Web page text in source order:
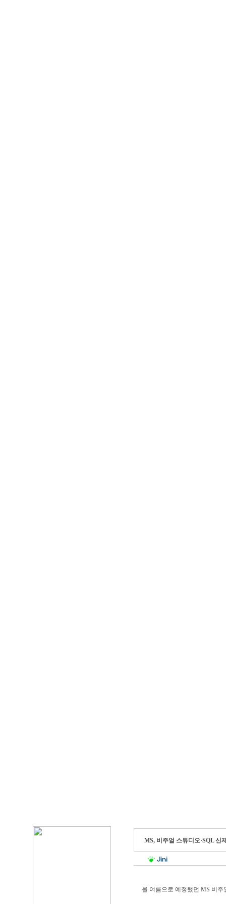
MS, 비주얼 스튜디오·SQL 신
올 여름으로 예정됐던 MS 비